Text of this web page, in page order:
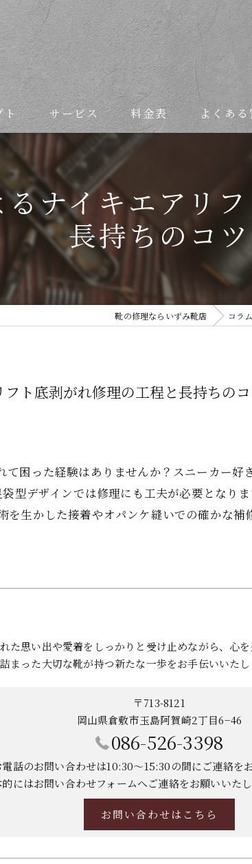
ト サービス 料金表 よくあ
ナイキエアリ
長持ちのコツ
靴の修理ならいずみ靴店 コラム
ト底剥がれ修理の工程と長持ちの
て困った経験はありませんか？スニーカー
型デザインでは修理にも工夫が必要となり
生かした接着やオパンケ縫いでの確かな
た思い出や愛着をしっかりと受け止めながら、心
まった大切な靴が持つ新たな一歩をお手伝いいたし
〒713-8121
岡山県倉敷市玉島阿賀崎2丁目6−46
086-526-3398
話のお問い合わせは10:30～15:30の間にご連絡をお
にはお問い合わせフォームへご連絡をお願いいたし
お問い合わせはこちら